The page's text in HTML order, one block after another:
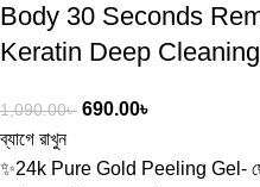
Body 30 Seconds
Keratin Deep Cleaning
1,090.00৳ 690.00৳
ব্যাগে রাখুন
✨24k Pure Gold Peeling Gel-